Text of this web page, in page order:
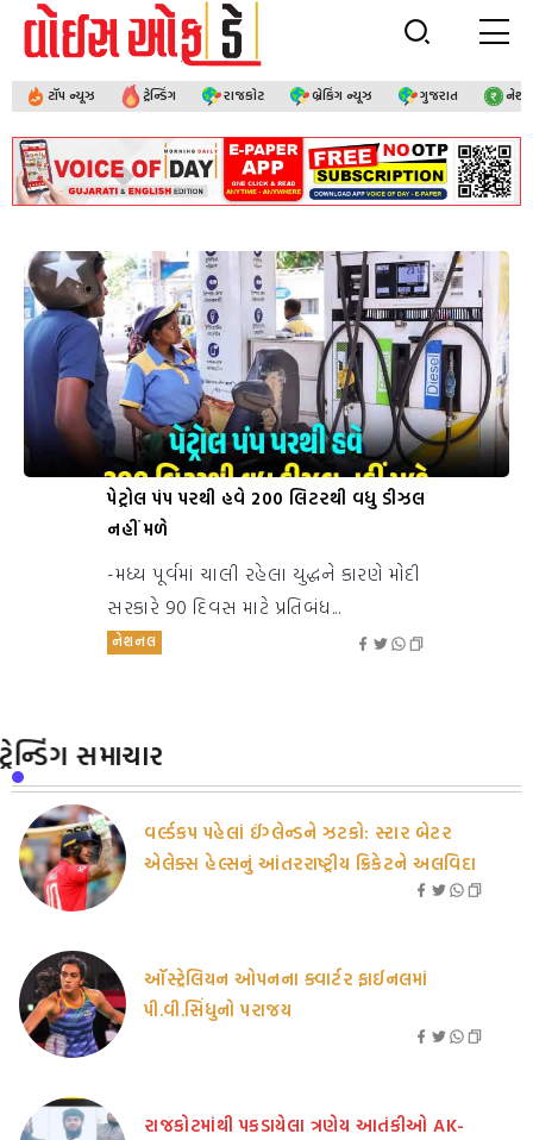
ટૉપ ન્યૂઝ ટ્રેન્ડિંગ રાજકોટ બ્રેકિંગ ન્યૂઝ ગુજરાત
પેટ્રોલ પંપ પરથી હવે 200 લિટરથી વધુ ડીઝલ
નહીં મળે
-મધ્ય પૂર્વમાં ચાલી રહેલા યુદ્ધને કારણે મોદી
સરકારે 90 દિવસ માટે પ્રતિબંધ...
નેશનલ
સમાચાર
વર્લ્ડકપ પહેલાં ઈંગ્લેન્ડને ઝટકો: સ્ટાર બેટર
એલેક્સ હેલ્સનું આંતરરાષ્ટ્રીય ક્રિકેટને અલવિદા
ઑસ્ટ્રેલિયન ઓપનના ક્વાર્ટર ફાઈનલમાં
પી.વી.સિંધુનો પરાજય
રાજકોટમાંથી પકડાયેલા ત્રણેય આતંકીઓ AK-